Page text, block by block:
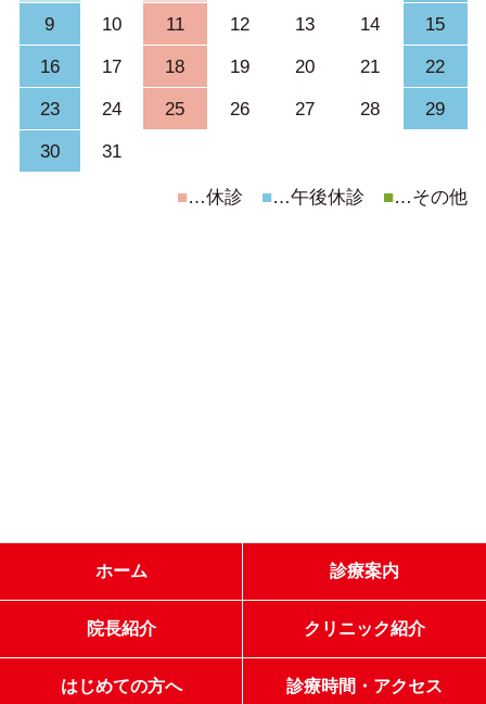
9
10 11 12 13 14
15
16
17 18 19 20 21
22
23
24 25 26 27 28
29
30
31
■…休診 ■…午後休診 ■…その他
ホーム 診療案内
院長紹介 クリニック紹介
はじめての方へ 診療時間・アクセス